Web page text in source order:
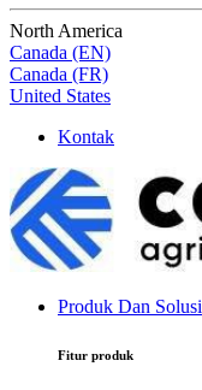
North America
Canada (EN)
Canada (FR)
United States
Kontak
Produk Dan Solusi
Fitur produk